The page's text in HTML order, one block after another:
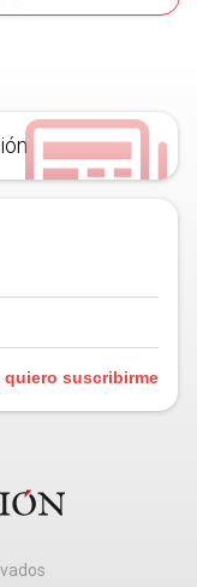
quiero suscribirme